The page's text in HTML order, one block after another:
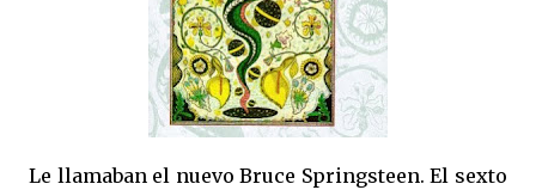
Le llamaban el nuevo Bruce Springsteen. El sexto